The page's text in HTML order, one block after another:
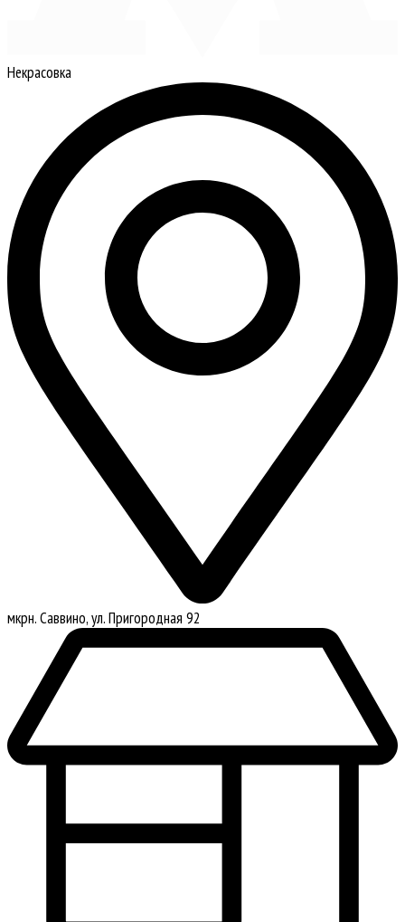
Некрасовка
мкрн. Саввино, ул. Пригородная 92